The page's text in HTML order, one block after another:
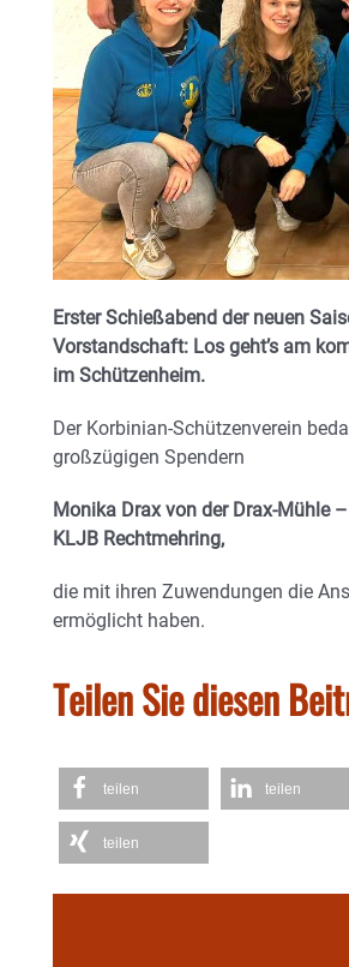
Erster Schießabend der neuen
Vorstandschaft: Los geht’s am
im Schützenheim.
Der Korbinian-Schützenverein
großzügigen Spendern
Monika Drax von der Drax-Mühle
KLJB Rechtmehring,
die mit ihren Zuwendungen die
ermöglicht haben.
Teilen Sie diesen
teilen teilen
teilen